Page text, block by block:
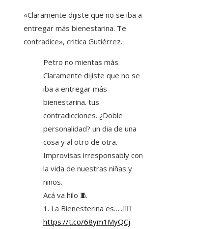
«Claramente dijiste que no se iba a
entregar más bienestarina. Te
contradice», critica Gutiérrez.
Petro no mientas más.
Claramente dijiste que no se
iba a entregar más
bienestarina. tus
contradicciones. ¿Doble
personalidad? un dia de una
cosa y al otro de otra.
Improvisas irresponsably con
la vida de nuestras niñas y
niños.
Acá va hilo 🧵
1. La Bienesterina es…..👇🏻
https://t.co/68ym1MyQCj